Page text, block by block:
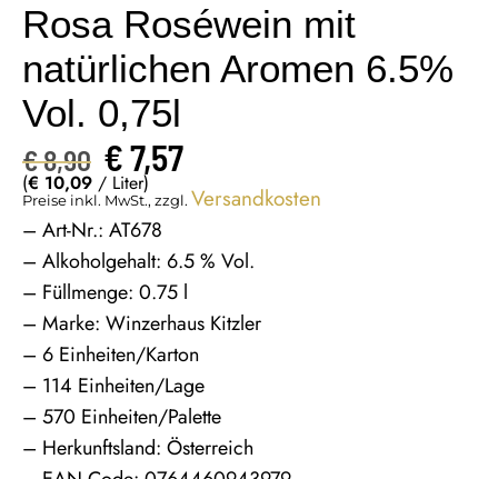
Rosa Roséwein mit
natürlichen Aromen 6.5%
Vol. 0,75l
€8,90 €7,57
(€ 10,09 / Liter)
Preise inkl. MwSt., zzgl. Versandkosten
– Art-Nr.: AT678
– Alkoholgehalt: 6.5 % Vol.
– Füllmenge: 0.75 l
– Marke: Winzerhaus Kitzler
– 6 Einheiten/Karton
– 114 Einheiten/Lage
– 570 Einheiten/Palette
– Herkunftsland: Österreich